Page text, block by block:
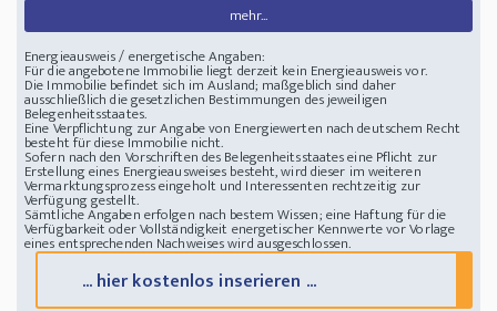
mehr...
Energieausweis / energetische Angaben:
Für die angebotene Immobilie liegt derzeit kein Energieausweis vor.
Die Immobilie befindet sich im Ausland; maßgeblich sind daher
ausschließlich die gesetzlichen Bestimmungen des jeweiligen
Belegenheitsstaates.
Eine Verpflichtung zur Angabe von Energiewerten nach deutschem Recht
besteht für diese Immobilie nicht.
Sofern nach den Vorschriften des Belegenheitsstaates eine Pflicht zur
Erstellung eines Energieausweises besteht, wird dieser im weiteren
Vermarktungsprozess eingeholt und Interessenten rechtzeitig zur
Verfügung gestellt.
Sämtliche Angaben erfolgen nach bestem Wissen; eine Haftung für die
Verfügbarkeit oder Vollständigkeit energetischer Kennwerte vor Vorlage
eines entsprechenden Nachweises wird ausgeschlossen.
... hier kostenlos inserieren ...